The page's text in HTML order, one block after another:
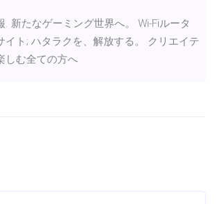
. 新たなゲーミング世界へ。 Wi-Fiルータ
イト; ハタラクを、解放する。 クリエイテ
しむ全ての方へ